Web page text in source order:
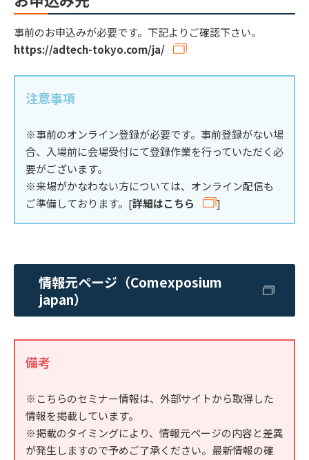
事前のお申込みが必要です。下記よりご確認下さい。
https://adtech-tokyo.com/ja/
注意事項
※事前のオンライン登録が必要です。事前登録がない場
合、入場前に会場受付にて登録作業を行っていただく必
要がございます。
※来場がかなわない方については、オンライン配信も
ご準備しております。[詳細はこちら ]
情報元ページ（Comexposium
japan）
備考
※こちらのセミナー情報は、外部サイトから取得した
情報を掲載しています。
※掲載のタイミングにより、情報元ページの内容と差異
が発生しますので予めご了承ください。最新情報の確